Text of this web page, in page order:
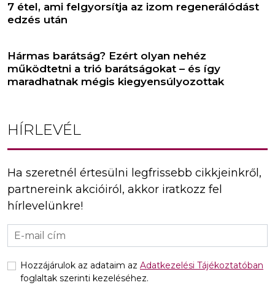
7 étel, ami felgyorsítja az izom regenerálódást
edzés után
Hármas barátság? Ezért olyan nehéz
működtetni a trió barátságokat – és így
maradhatnak mégis kiegyensúlyozottak
HÍRLEVÉL
Ha szeretnél értesülni legfrissebb cikkjeinkről,
partnereink akcióiról, akkor iratkozz fel
hírlevelünkre!
Hozzájárulok az adataim az Adatkezelési Tájékoztatóban
foglaltak szerinti kezeléséhez.